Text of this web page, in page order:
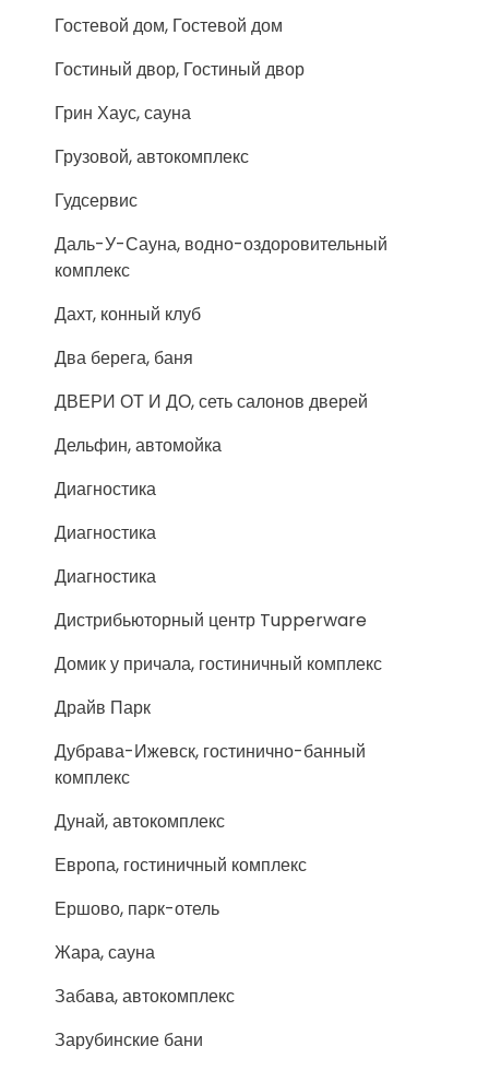
Гостевой дом, Гостевой дом
Гостиный двор, Гостиный двор
Грин Хаус, сауна
Грузовой, автокомплекс
Гудсервис
Даль-У-Сауна, водно-оздоровительный
комплекс
Дахт, конный клуб
Два берега, баня
ДВЕРИ ОТ И ДО, сеть салонов дверей
Дельфин, автомойка
Диагностика
Диагностика
Диагностика
Дистрибьюторный центр Tupperware
Домик у причала, гостиничный комплекс
Драйв Парк
Дубрава-Ижевск, гостинично-банный
комплекс
Дунай, автокомплекс
Европа, гостиничный комплекс
Ершово, парк-отель
Жара, сауна
Забава, автокомплекс
Зарубинские бани